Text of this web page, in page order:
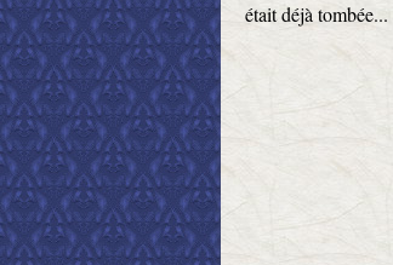
était déjà tombée...